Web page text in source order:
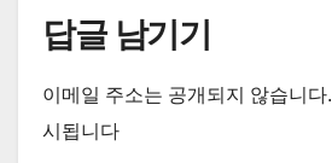
답글 남기기
이메일 주소는 공개되지 않습니다.
시됩니다